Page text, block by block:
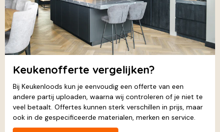
Keukenofferte vergelijken?
Bij Keukenloods kun je eenvoudig een offerte van een
andere partij uploaden, waarna wij controleren of je niet te
veel betaalt. Offertes kunnen sterk verschillen in prijs, maar
ook in de gespecificeerde materialen, merken en service.